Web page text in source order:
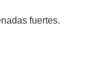
fuertes.